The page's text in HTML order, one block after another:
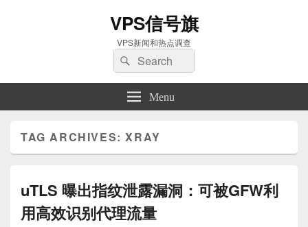
VPS信号旗
VPS新闻和热点调查
Search
for:
Search
Menu
TAG ARCHIVES:XRAY
uTLS 曝出指纹泄露漏洞：可被GFW利
用高效识别代理流量